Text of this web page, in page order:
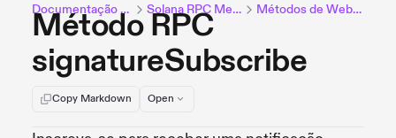
Documentação Solana Solana RPC Methods Métodos de Websocket
Método RPC
signatureSubscribe
Copy Markdown Open